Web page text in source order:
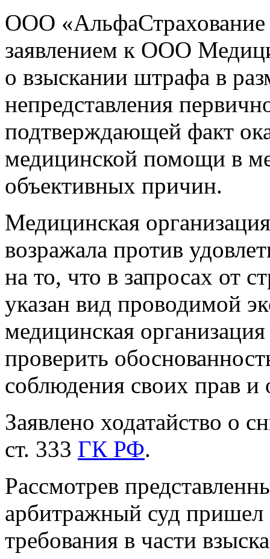
ООО
заявлением к ООО
о взыскании штрафа в
непредставления
подтверждающей факт
медицинской помощи в
объективных причин.
Медицинская
возражала против
на то, что в запросах от
указан вид проводимой
медицинская
проверить
соблюдения своих прав и
Заявлено ходатайство о
ст. 333 ГК РФ.
Рассмотрев
арбитражный суд пришел
требования в части